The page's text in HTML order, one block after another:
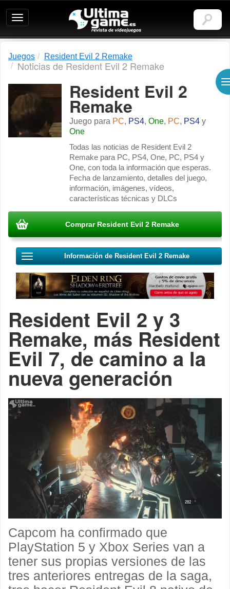
Ultimagame:
Revista
de
Juegos Resident Evil 2 Remake
Noticias de Resident Evil 2 Remake
Resident Evil 2
Remake
Juego para PC, PS4, One, PC, PS4 y
One
Todas las noticias de Resident Evil 2
Remake para PC, PS4, One, PC, PS4 y
One, con toda la información que esperas.
Fecha de lanzamiento, detalles del juego,
información, imágenes, vídeos,
características técnicas y DLCs
Comprar Resident Evil 2 Remake
Información de Resident Evil 2 Remake
Resident Evil 2 y 3
Remake, más Resident
Evil 7, de camino a la
nueva generación
Capcom ha confirmado que
PlayStation 5 y Xbox Series van a
tener sus propias versiones de las
tres anteriores entregas de la saga,